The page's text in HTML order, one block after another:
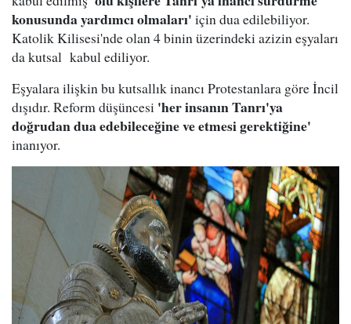
konusunda yardımcı olmaları' için dua edilebiliyor.
Katolik Kilisesi'nde olan 4 binin üzerindeki azizin eşyaları
da kutsal kabul ediliyor.
Eşyalara ilişkin bu kutsallık inancı Protestanlara göre İncil
dışıdır. Reform düşüncesi 'her insanın Tanrı'ya
doğrudan dua edebileceğine ve etmesi gerektiğine'
inanıyor.